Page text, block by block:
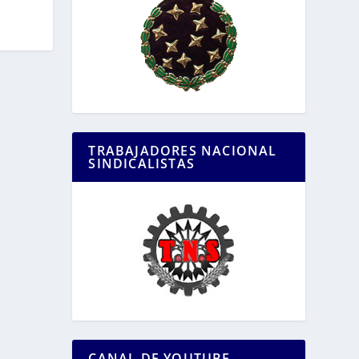
TRABAJADORES NACIONAL
SINDICALISTAS